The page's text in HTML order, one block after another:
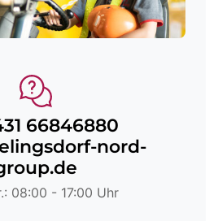
66846880
nord-
08:00 - 17:00 Uhr